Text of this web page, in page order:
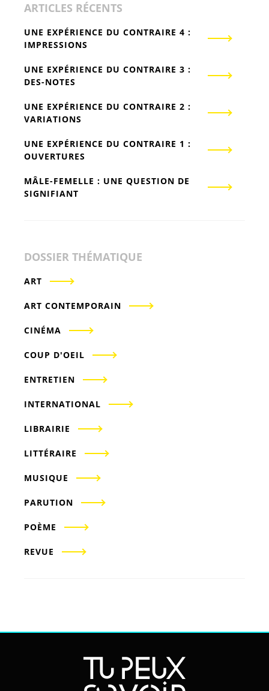
ARTICLES RÉCENTS
UNE EXPÉRIENCE DU CONTRAIRE 4 :
IMPRESSIONS
UNE EXPÉRIENCE DU CONTRAIRE 3 :
DES-NOTES
UNE EXPÉRIENCE DU CONTRAIRE 2 :
VARIATIONS
UNE EXPÉRIENCE DU CONTRAIRE 1 :
OUVERTURES
MÂLE-FEMELLE : UNE QUESTION DE
SIGNIFIANT
DOSSIER THÉMATIQUE
ART
ART CONTEMPORAIN
CINÉMA
COUP D'OEIL
ENTRETIEN
INTERNATIONAL
LIBRAIRIE
LITTÉRAIRE
MUSIQUE
PARUTION
POÈME
REVUE